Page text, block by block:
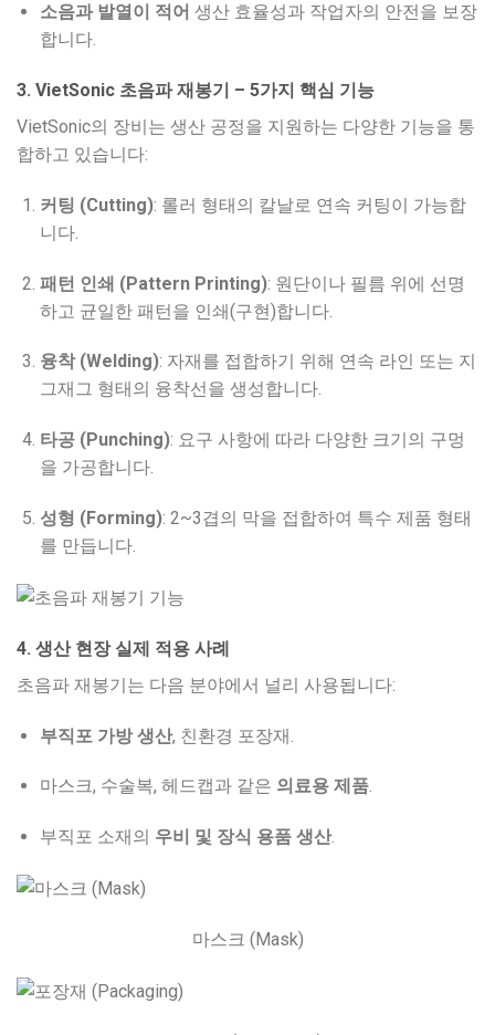
소음과 발열이 적어 생산 효율성과 작업자의 안전을 보장
합니다.
3. VietSonic 초음파 재봉기 – 5가지 핵심 기능
VietSonic의 장비는 생산 공정을 지원하는 다양한 기능을 통
합하고 있습니다:
커팅 (Cutting): 롤러 형태의 칼날로 연속 커팅이 가능합
니다.
패턴 인쇄 (Pattern Printing): 원단이나 필름 위에 선명
하고 균일한 패턴을 인쇄(구현)합니다.
융착 (Welding): 자재를 접합하기 위해 연속 라인 또는 지
그재그 형태의 융착선을 생성합니다.
타공 (Punching): 요구 사항에 따라 다양한 크기의 구멍
을 가공합니다.
성형 (Forming): 2~3겹의 막을 접합하여 특수 제품 형태
를 만듭니다.
4. 생산 현장 실제 적용 사례
초음파 재봉기는 다음 분야에서 널리 사용됩니다:
부직포 가방 생산, 친환경 포장재.
마스크, 수술복, 헤드캡과 같은 의료용 제품.
부직포 소재의 우비 및 장식 용품 생산.
마스크 (Mask)